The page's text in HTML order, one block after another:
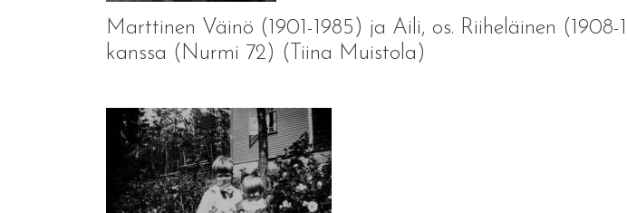
Marttinen Väinö (1901-1985) ja Aili, os. Riiheläinen
kanssa (Nurmi 72) (Tiina Muistola)